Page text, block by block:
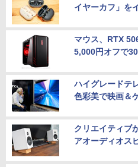
イヤーカフ」を
マウス、RTX
5,000円オフで30
ハイグレードテ
色彩美で映画＆
クリエイティブ
アオーディオス